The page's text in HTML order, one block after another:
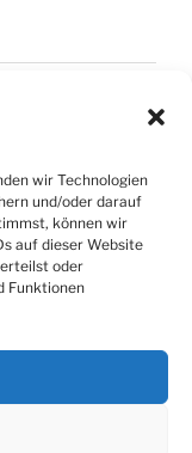
wir Technologien
und/oder darauf
können wir
auf dieser Website
oder
Funktionen